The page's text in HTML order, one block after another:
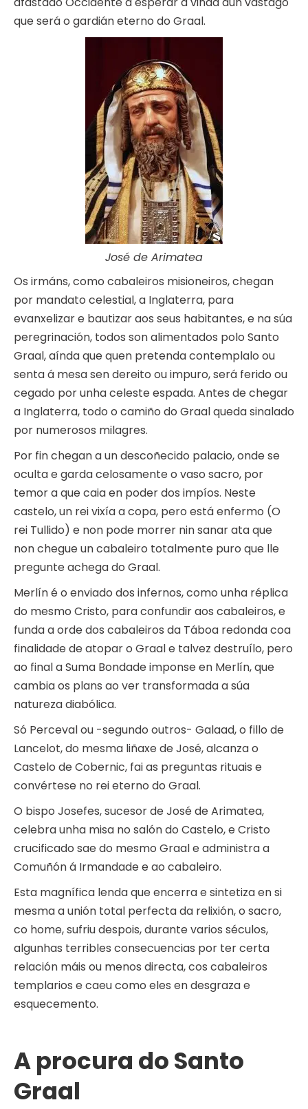
que será o gardián eterno do Graal.
José de Arimatea
Os irmáns, como cabaleiros misioneiros, chegan
por mandato celestial, a Inglaterra, para
evanxelizar e bautizar aos seus habitantes, e na súa
peregrinación, todos son alimentados polo Santo
Graal, aínda que quen pretenda contemplalo ou
senta á mesa sen dereito ou impuro, será ferido ou
cegado por unha celeste espada. Antes de chegar
a Inglaterra, todo o camiño do Graal queda sinalado
por numerosos milagres.
Por fin chegan a un descoñecido palacio, onde se
oculta e garda celosamente o vaso sacro, por
temor a que caia en poder dos impíos. Neste
castelo, un rei vixía a copa, pero está enfermo (O
rei Tullido) e non pode morrer nin sanar ata que
non chegue un cabaleiro totalmente puro que lle
pregunte achega do Graal.
Merlín é o enviado dos infernos, como unha réplica
do mesmo Cristo, para confundir aos cabaleiros, e
funda a orde dos cabaleiros da Táboa redonda coa
finalidade de atopar o Graal e talvez destruílo, pero
ao final a Suma Bondade imponse en Merlín, que
cambia os plans ao ver transformada a súa
natureza diabólica.
Só Perceval ou -segundo outros- Galaad, o fillo de
Lancelot, do mesma liñaxe de José, alcanza o
Castelo de Cobernic, fai as preguntas rituais e
convértese no rei eterno do Graal.
O bispo Josefes, sucesor de José de Arimatea,
celebra unha misa no salón do Castelo, e Cristo
crucificado sae do mesmo Graal e administra a
Comuñón á Irmandade e ao cabaleiro.
Esta magnífica lenda que encerra e sintetiza en si
mesma a unión total perfecta da relixión, o sacro,
co home, sufriu despois, durante varios séculos,
algunhas terribles consecuencias por ter certa
relación máis ou menos directa, cos cabaleiros
templarios e caeu como eles en desgraza e
esquecemento.
A procura do Santo
Graal